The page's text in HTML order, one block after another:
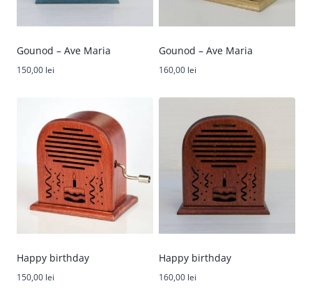
Gounod – Ave Maria
150,00 lei
Gounod – Ave Maria
160,00 lei
Happy birthday
150,00 lei
Happy birthday
160,00 lei